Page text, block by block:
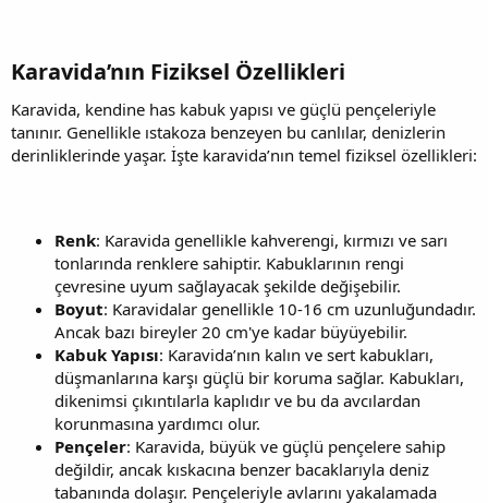
Karavida’nın Fiziksel Özellikleri​
Karavida, kendine has kabuk yapısı ve güçlü pençeleriyle
tanınır. Genellikle ıstakoza benzeyen bu canlılar, denizlerin
derinliklerinde yaşar. İşte karavida’nın temel fiziksel özellikleri:
Renk: Karavida genellikle kahverengi, kırmızı ve sarı
tonlarında renklere sahiptir. Kabuklarının rengi
çevresine uyum sağlayacak şekilde değişebilir.
Boyut: Karavidalar genellikle 10-16 cm uzunluğundadır.
Ancak bazı bireyler 20 cm'ye kadar büyüyebilir.
Kabuk Yapısı: Karavida’nın kalın ve sert kabukları,
düşmanlarına karşı güçlü bir koruma sağlar. Kabukları,
dikenimsi çıkıntılarla kaplıdır ve bu da avcılardan
korunmasına yardımcı olur.
Pençeler: Karavida, büyük ve güçlü pençelere sahip
değildir, ancak kıskacına benzer bacaklarıyla deniz
tabanında dolaşır. Pençeleriyle avlarını yakalamada